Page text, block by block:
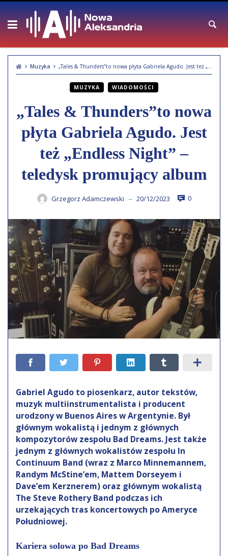
Skip
content
Muzyka „Tales & Thunders”to nowa płyta Gabriela Agudo. Jest też „Endless Night” – teledysk promujący album
MUZYKA WIADOMOŚCI
„Tales & Thunders”to nowa
płyta Gabriela Agudo. Jest
też „Endless Night” –
teledysk promujący album
Grzegorz Adamczewski — 20/12/2023 0
Gabriel Agudo to piosenkarz, autor tekstów,
muzyk multiinstrumentalista i producent
urodzony w Buenos Aires w Argentynie. Był
głównym wokalistą i jednym z głównych
kompozytorów zespołu Bad Dreams. Jest także
jednym z głównych wokalistów zespołu In
Continuum Band (wraz z Marco Minnemannem,
Randym McStine’em, Mattem Dorseyem i
Dave’em Kerznerem) oraz głównym wokalistą
The Steve Rothery Band podczas ich
urzekających tras koncertowych po Ameryce
Południowej.
Kariera solowa po Bad Dreams